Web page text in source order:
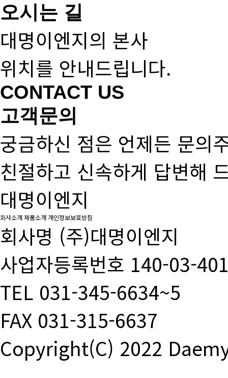
오시는 길
대명이엔지의 본사
위치를 안내드립니다.
CONTACT US
고객문의
궁금하신 점은 언제든 문의
친절하고 신속하게 답변해
대명이엔지
회사소개제품소개개인정보보호방침
회사명 (주)대명이엔지
사업자등록번호 140-03-
TEL 031-345-6634~5
FAX 031-315-6637
Copyright(C) 2022